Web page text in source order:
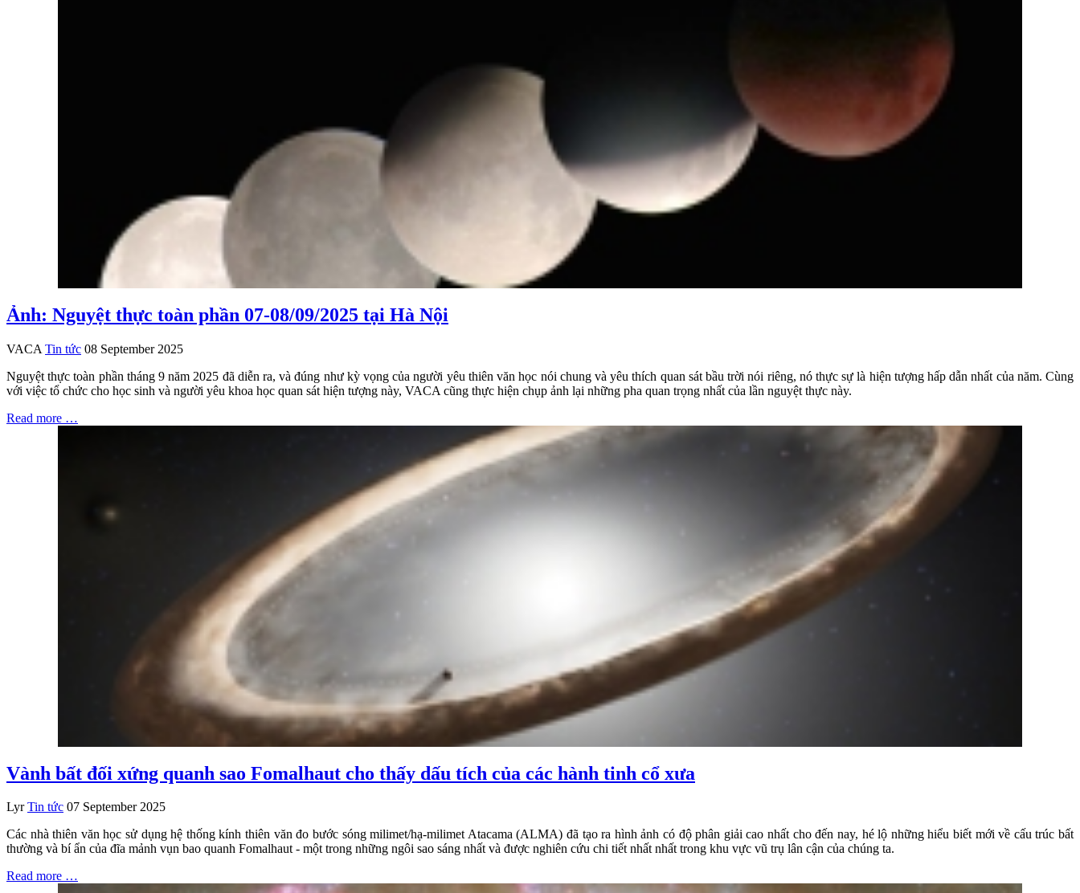
Ảnh: Nguyệt thực toàn phần 07-08/09/2025 tại Hà Nội
VACA Tin tức 08 September 2025
Nguyệt thực toàn phần tháng 9 năm 2025 đã diễn ra, và đúng như kỳ vọng của người yêu thiên văn học nói chung và yêu thích quan sát bầu trời nói riêng, nó thực sự là hiện tượng hấp dẫn nhất của năm. Cùng
với việc tổ chức cho học sinh và người yêu khoa học quan sát hiện tượng này, VACA cũng thực hiện chụp ảnh lại những pha quan trọng nhất của lần nguyệt thực này.
Read more …
Vành bất đối xứng quanh sao Fomalhaut cho thấy dấu tích của các hành tinh cổ xưa
Lyr Tin tức 07 September 2025
Các nhà thiên văn học sử dụng hệ thống kính thiên văn đo bước sóng milimet/hạ-milimet Atacama (ALMA) đã tạo ra hình ảnh có độ phân giải cao nhất cho đến nay, hé lộ những hiểu biết mới về cấu trúc bất
thường và bí ẩn của đĩa mảnh vụn bao quanh Fomalhaut - một trong những ngôi sao sáng nhất và được nghiên cứu chi tiết nhất nhất trong khu vực vũ trụ lân cận của chúng ta.
Read more …